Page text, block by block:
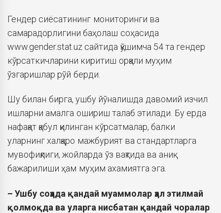
Гендер сиёсатининг мониторинги ва
самарадорлигини баҳолаш соҳасида
www.gender.stat.uz сайтида қўшимча 54 та гендер
кўрсаткичларини киритиш орқали муҳим
ўзгаришлар рўй берди.
Шу билан бирга, ушбу йўналишда давомий изчил
ишларни амалга ошириш талаб этилади. Бу ерда
нафақат қабул қилинган кўрсатмалар, балки
уларнинг халқаро мажбурият ва стандартларга
мувофиқлиги, жойларда ўз вақтида ва аниқ
бажарилиши ҳам муҳим ахамиятга эга.
– Ушбу соҳада қандай муаммолар ҳал этилмай
қолмоқда ва уларга нисбатан қандай чоралар